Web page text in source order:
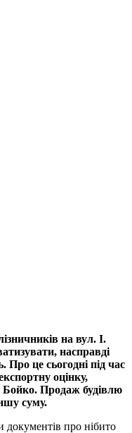
на вул. І.
насправді
Про це сьогодні під час
оцінку,
Бойко. Продаж будівлю
суму.
документів про нібито